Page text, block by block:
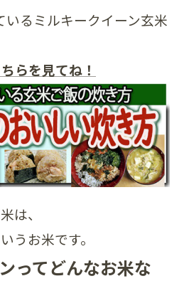
いるミルキークイーン玄米
らを見てね！
は、
うお米です。
ってどんなお米な